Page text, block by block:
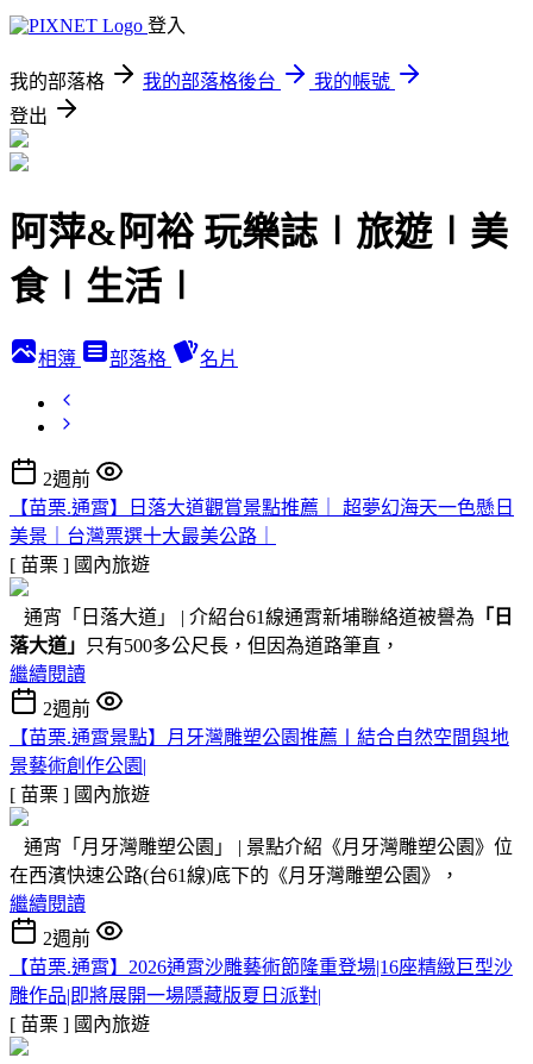
登入
我的部落格 我的部落格後台
我的帳號
登出
阿萍&阿裕 玩樂誌∣旅遊∣美
食∣生活∣
相簿 部落格 名片
2週前
【苗栗.通霄】日落大道觀賞景點推薦｜ 超夢幻海天一色懸日
美景｜台灣票選十大最美公路｜
[ 苗栗 ] 國內旅遊
通宵「日落大道」 | 介紹台61線通霄新埔聯絡道被譽為 「日
落大道」
只有500多公尺長，但因為道路筆直，
繼續閱讀
2週前
【苗栗.通霄景點】月牙灣雕塑公園推薦〡結合自然空間與地
景藝術創作公園|
[ 苗栗 ] 國內旅遊
通宵「月牙灣雕塑公園」 | 景點介紹《月牙灣雕塑公園》位
在西濱快速公路(台61線)底下的《月牙灣雕塑公園》，
繼續閱讀
2週前
【苗栗.通霄】2026通霄沙雕藝術節隆重登場|16座精緻巨型沙
雕作品|即將展開一場隱藏版夏日派對|
[ 苗栗 ] 國內旅遊